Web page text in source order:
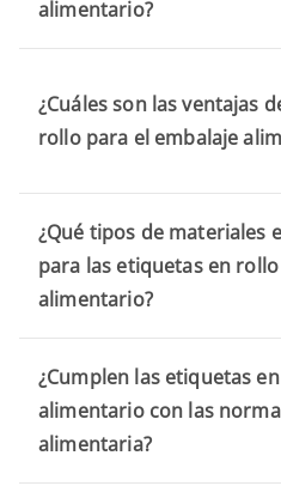
alimentario?
¿Cuáles son las ventajas
rollo para el embalaje
¿Qué tipos de materiales
para las etiquetas en
alimentario?
¿Cumplen las etiquetas
alimentario con las
alimentaria?